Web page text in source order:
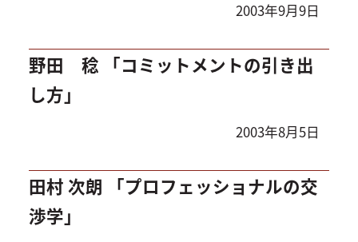
2003年9月9日
野田 稔 「コミットメントの引き出
し方」
2003年8月5日
田村 次朗 「プロフェッショナルの交
渉学」